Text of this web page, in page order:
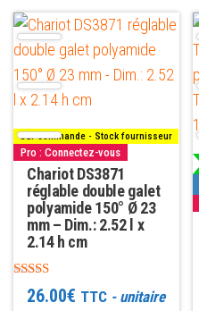
Sur commande - Stock fournisseur
Pro : Connectez-vous
Chariot DS3871
réglable double galet
polyamide 150° Ø 23
mm – Dim.: 2.52 l x
2.14 h cm
Note
5.00
26.00€ TTC - unitaire